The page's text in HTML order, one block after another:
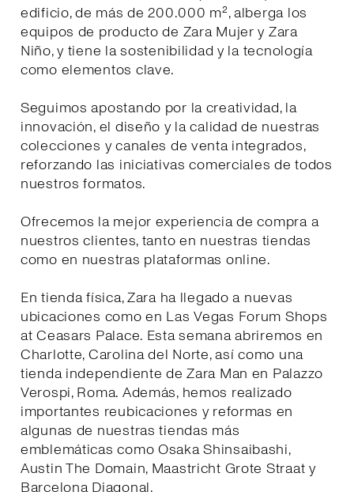
edificio, de más de 200.000 m², alberga los
equipos de producto de Zara Mujer y Zara
Niño, y tiene la sostenibilidad y la tecnología
como elementos clave.
Seguimos apostando por la creatividad, la
innovación, el diseño y la calidad de nuestras
colecciones y canales de venta integrados,
reforzando las iniciativas comerciales de todos
nuestros formatos.
Ofrecemos la mejor experiencia de compra a
nuestros clientes, tanto en nuestras tiendas
como en nuestras plataformas online.
En tienda física, Zara ha llegado a nuevas
ubicaciones como en Las Vegas Forum Shops
at Ceasars Palace. Esta semana abriremos en
Charlotte, Carolina del Norte, así como una
tienda independiente de Zara Man en Palazzo
Verospi, Roma. Además, hemos realizado
importantes reubicaciones y reformas en
algunas de nuestras tiendas más
emblemáticas como Osaka Shinsaibashi,
Austin The Domain, Maastricht Grote Straat y
Barcelona Diagonal.